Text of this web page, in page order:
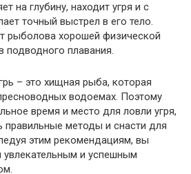
на глубину, находит угря и с
точный выстрел в его тело.
рыболова хорошей физической
подводного плавания.
– это хищная рыба, которая
водоемах. Поэтому
время и место для ловли угря,
правильные методы и снасти для
этим рекомендациям, вы
увлекательным и успешным